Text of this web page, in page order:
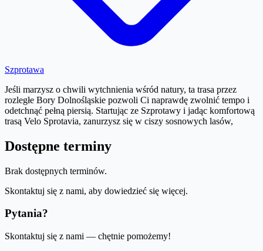
Szprotawa
Jeśli marzysz o chwili wytchnienia wśród natury, ta trasa przez
rozległe Bory Dolnośląskie pozwoli Ci naprawdę zwolnić tempo i
odetchnąć pełną piersią. Startując ze Szprotawy i jadąc komfortową
trasą Velo Sprotavia, zanurzysz się w ciszy sosnowych lasów,
Dostępne terminy
Brak dostępnych terminów.
Skontaktuj się z nami, aby dowiedzieć się więcej.
Pytania?
Skontaktuj się z nami — chętnie pomożemy!